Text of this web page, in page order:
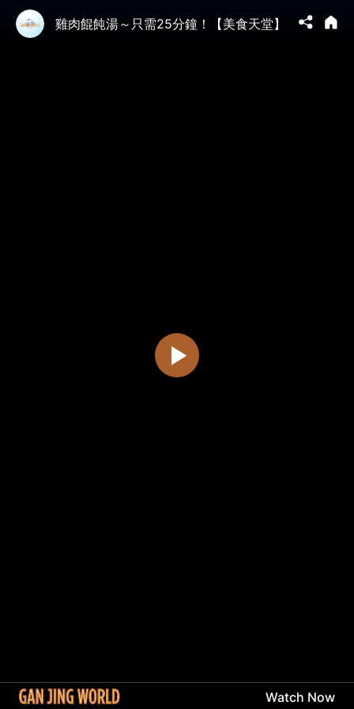
雞肉餛飩湯～只需25分鐘！【美食天堂】
Watch Now